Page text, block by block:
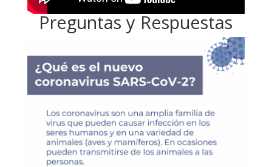
Preguntas y Respuestas